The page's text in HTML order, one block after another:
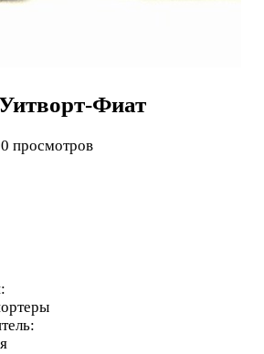
Фиат
просмотров